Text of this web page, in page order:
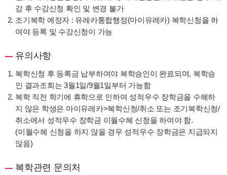
강 후 수강신청 확인 및 변경 불가
조기복학 예정자 : 유레카통합행정(마이유레카) 복학신청을 하
여야 등록 및 수강신청이 가능
유의사항
복학신청 후 등록금 납부하여야 복학승인이 완료되며, 복학승
인 결과조회는 3월1일/9월1일부터 가능함
복학 직전 학기에 휴학으로 인하여 성적우수 장학금을 수혜하
지 않은 학생은 마이유레카>복학신청/취소 또는 조기복학신청/
취소에서 성적우수 장학금 이월수혜 신청을 하여야 함.
(이월수혜 신청을 하지 않을 경우 성적우수 장학금은 지급되지
않음)
복학관련 문의처